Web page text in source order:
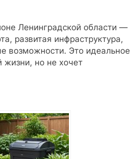
Ленинградской области —
развитая инфраструктура,
возможности. Это идеальное
жизни, но не хочет